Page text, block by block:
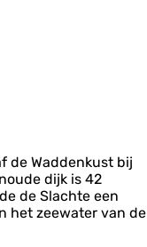
de Waddenkust bij
dijk is 42
de Slachte een
het zeewater van de